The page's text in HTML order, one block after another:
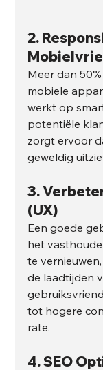
2.
Meer dan
mobiele
werkt op
potentiële
zorgt ervoor
geweldig
3.
(UX)
Een goede
het
te
de laadtijden
tot hogere
rate.
4. SEO